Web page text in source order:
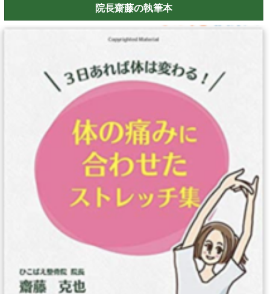
院長齋藤の執筆本